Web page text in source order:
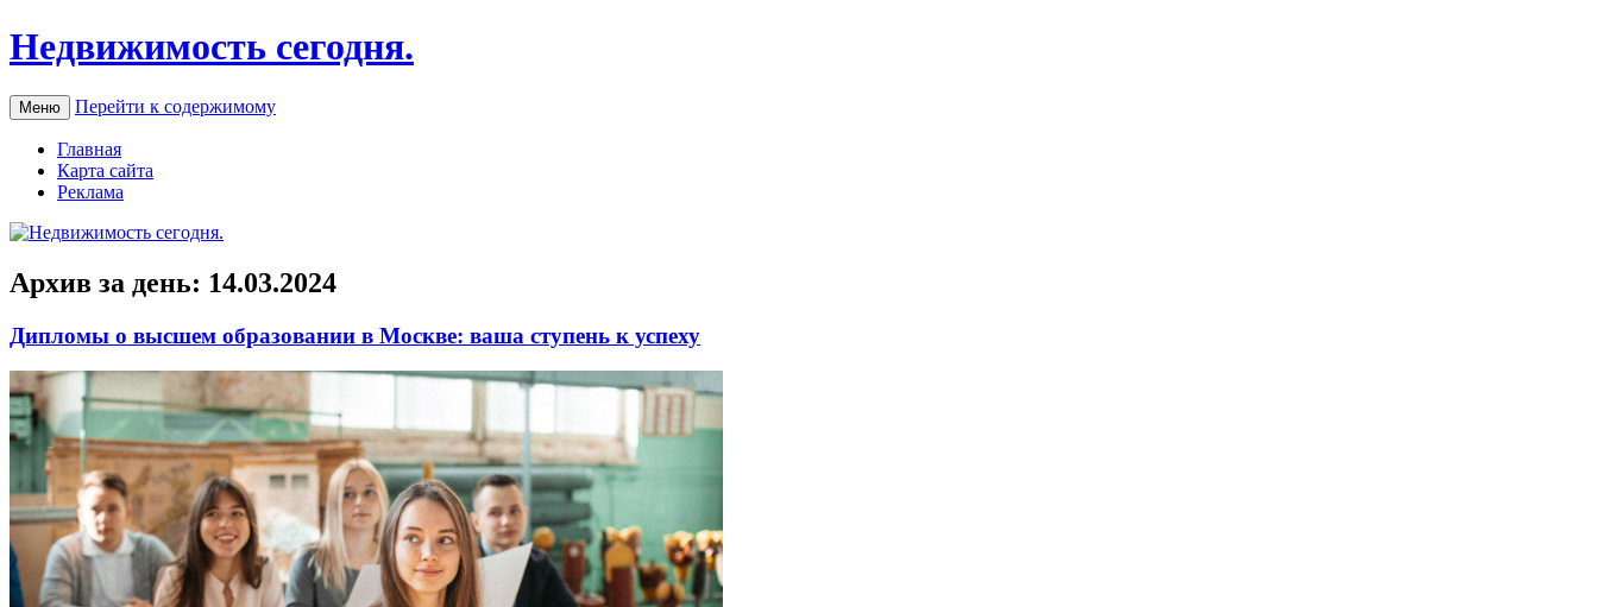
Недвижимость сегодня.
Меню Перейти к содержимому
Главная
Карта сайта
Реклама
Архив за день: 14.03.2024
Дипломы о высшем образовании в Москве: ваша ступень к успеху